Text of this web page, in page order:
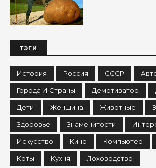
ТЭГИ
История Россия СССР
Города И Страны Демотиватор
Дети Женщина Животные
Здоровье Знаменитости
Искусство Кино Компьютер
Коты Кухня Лоховодство